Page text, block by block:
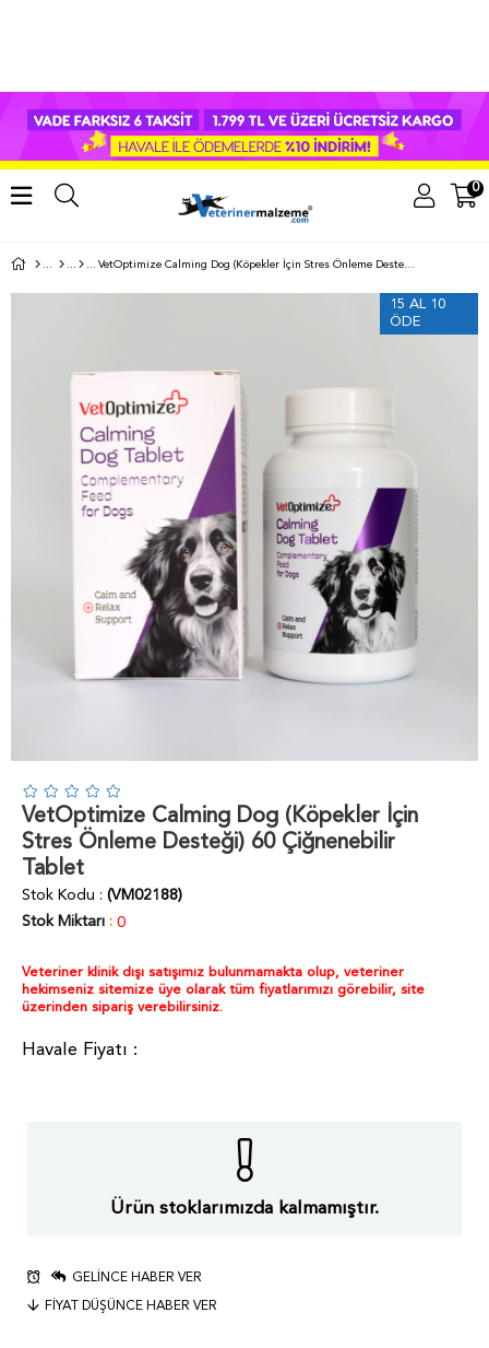
0
VetOptimize Calming Dog (Köpekler İçin Stres Önleme Desteği) 60 Çiğnenebilir Tablet
15 AL 10
ÖDE
VetOptimize Calming Dog (Köpekler İçin
Stres Önleme Desteği) 60 Çiğnenebilir
Tablet
Stok Kodu
(VM02188)
Stok Miktarı : 0
Veteriner klinik dışı satışımız bulunmamakta olup, veteriner
hekimseniz sitemize üye olarak tüm fiyatlarımızı görebilir, site
üzerinden sipariş verebilirsiniz.
Ürün stoklarımızda kalmamıştır.
GELINCE HABER VER
FIYAT DÜŞÜNCE HABER VER